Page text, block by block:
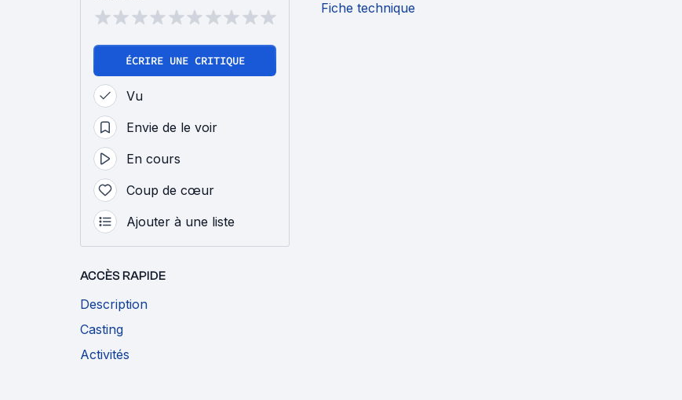
ÉCRIRE UNE CRITIQUE
Vu
Envie de le voir
En cours
Coup de cœur
Ajouter à une liste
ACCÈS RAPIDE
Description
Casting
Activités
Fiche technique